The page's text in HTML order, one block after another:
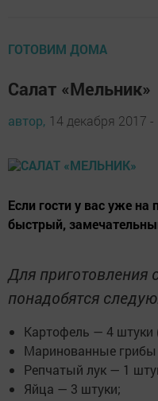
ГОТОВИМ ДОМА
Салат «Мельник»
автор, 14 декабря 2017 -
Если гости у вас уже на
быстрый,
Для приготовления
понадобятся
Картофель — 4 штуки
Маринованные
Репчатый лук — 1
Яйца — 3 штуки;